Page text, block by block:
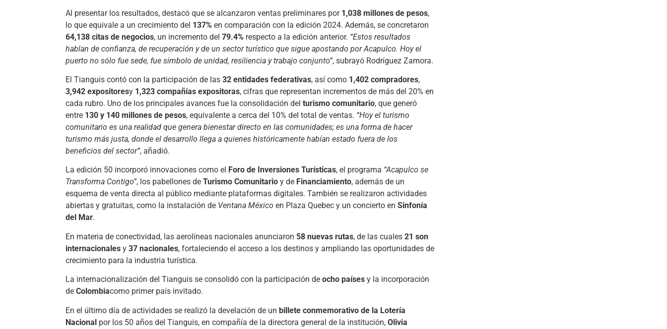
Al presentar los resultados, destacó que se alcanzaron ventas preliminares por 1,038 millones de pesos,
lo que equivale a un crecimiento del 137% en comparación con la edición 2024. Además, se concretaron
64,138 citas de negocios, un incremento del 79.4% respecto a la edición anterior. “Estos resultados
hablan de confianza, de recuperación y de un sector turístico que sigue apostando por Acapulco. Hoy el
puerto no sólo fue sede, fue símbolo de unidad, resiliencia y trabajo conjunto”, subrayó Rodríguez Zamora.
El Tianguis contó con la participación de las 32 entidades federativas, así como 1,402 compradores,
3,942 expositoresy 1,323 compañías expositoras, cifras que representan incrementos de más del 20% en
cada rubro. Uno de los principales avances fue la consolidación del turismo comunitario, que generó
entre 130 y 140 millones de pesos, equivalente a cerca del 10% del total de ventas. “Hoy el turismo
comunitario es una realidad que genera bienestar directo en las comunidades; es una forma de hacer
turismo más justa, donde el desarrollo llega a quienes históricamente habían estado fuera de los
beneficios del sector”, añadió.
La edición 50 incorporó innovaciones como el Foro de Inversiones Turísticas, el programa “Acapulco se
Transforma Contigo”, los pabellones de Turismo Comunitario y de Financiamiento, además de un
esquema de venta directa al público mediante plataformas digitales. También se realizaron actividades
abiertas y gratuitas, como la instalación de Ventana México en Plaza Quebec y un concierto en Sinfonía
del Mar.
En materia de conectividad, las aerolíneas nacionales anunciaron 58 nuevas rutas, de las cuales 21 son
internacionales y 37 nacionales, fortaleciendo el acceso a los destinos y ampliando las oportunidades de
crecimiento para la industria turística.
La internacionalización del Tianguis se consolidó con la participación de ocho países y la incorporación
de Colombiacomo primer país invitado.
En el último día de actividades se realizó la develación de un billete conmemorativo de la Lotería
Nacional por los 50 años del Tianguis, en compañía de la directora general de la institución, Olivia